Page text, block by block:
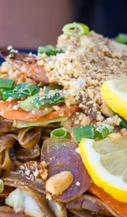
Vous
faire livrer
Le midi et le
samedi
Commander